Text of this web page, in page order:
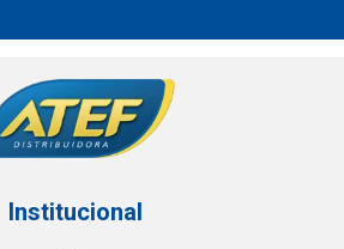
Institucional